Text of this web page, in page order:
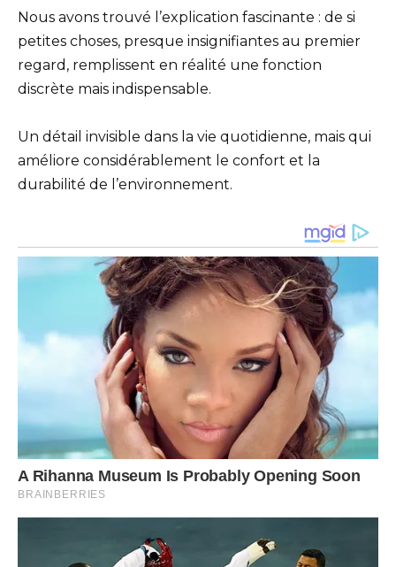
Nous avons trouvé l’explication fascinante : de si
petites choses, presque insignifiantes au premier
regard, remplissent en réalité une fonction
discrète mais indispensable.
Un détail invisible dans la vie quotidienne, mais qui
améliore considérablement le confort et la
durabilité de l’environnement.